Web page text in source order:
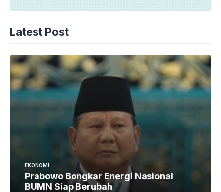
Latest Post
EKONOMI
Prabowo Bongkar Energi Nasional
BUMN Siap Berubah